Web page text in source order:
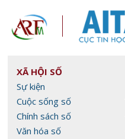
XÃ HỘI SỐ
Sự kiện
Cuộc sống số
Chính sách số
Văn hóa số